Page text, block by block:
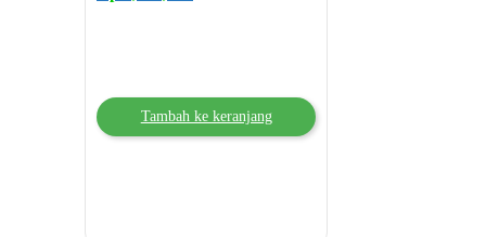
Tambah ke keranjang